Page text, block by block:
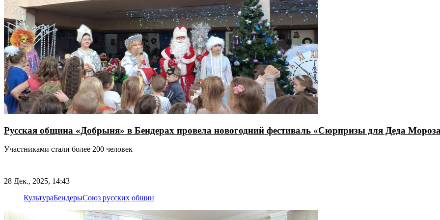
Русская община «Добрыня» в Бендерах провела новогодний фестиваль «Сюрпризы для Деда
​​​​​​​Участниками стали более 200 человек
28 Дек., 2025, 14:43
КультураБендерыСоюз русских общин